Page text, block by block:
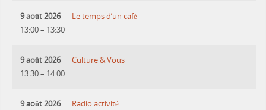
9 août 2026
13:00– 13:30
Le temps d’un café
9 août 2026
13:30– 14:00
Culture & Vous
9 août 2026
Radio activité